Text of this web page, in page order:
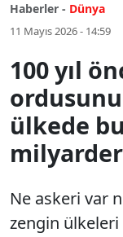
Haberler - Dünya
11 Mayıs 2026 - 14:59
100 yıl
ülkede
milyarder
Ne askeri var
zengin